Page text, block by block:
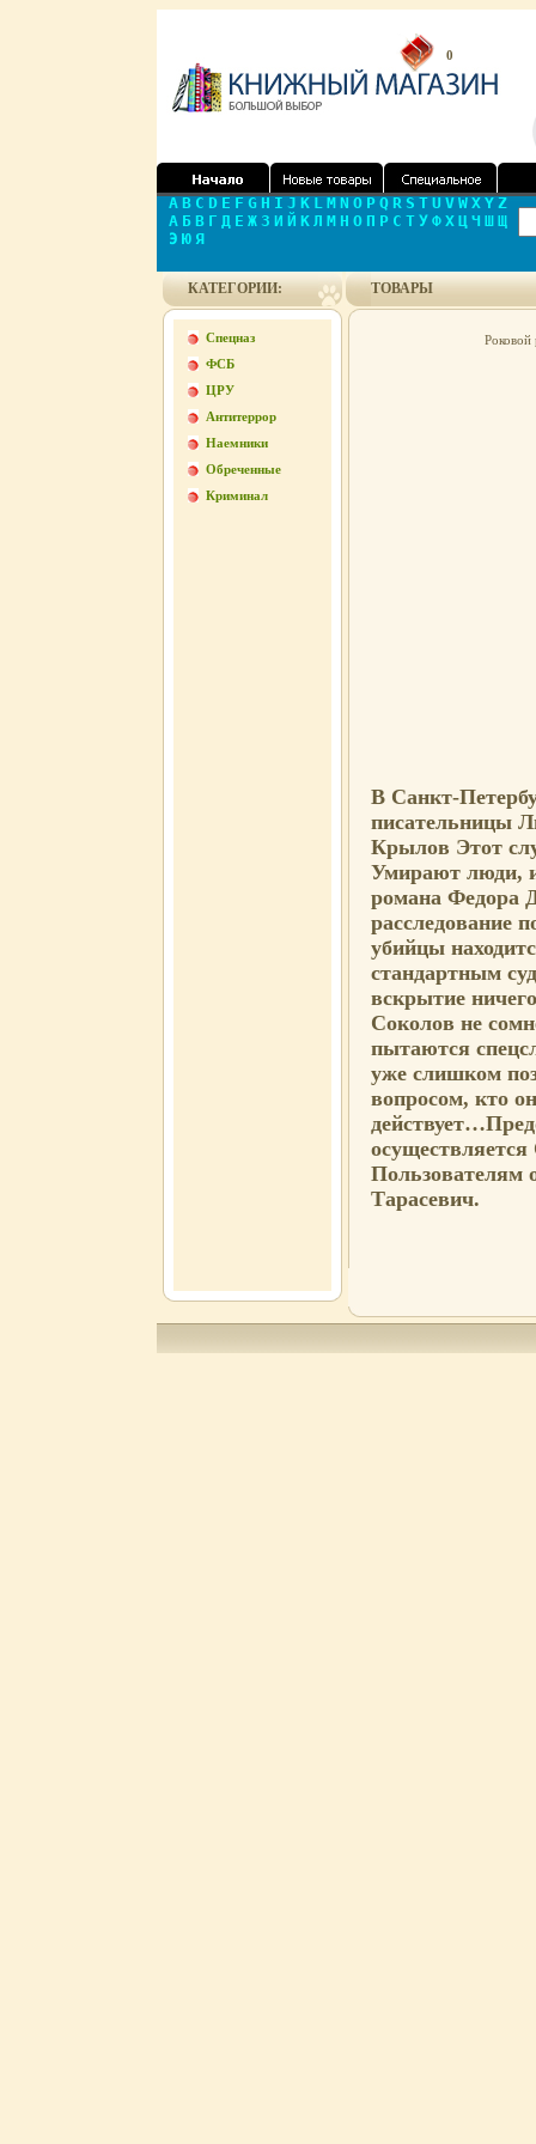
0
A B C D E F G H I J K L M N O P Q R S T U V W X Y Z
А Б В Г Д Е Ж З И Й К Л М Н О П Р С Т У Ф Х Ц Ч Ш Щ
Э Ю Я
КАТЕГОРИИ:
Спецназ
ФСБ
ЦРУ
Антитеррор
Наемники
Обреченные
Криминал
ТОВАРЫ
Роковой
В Санкт-
писательницы
Крылов Этот
Умирают люди,
романа Федора
расследование
убийцы
стандартным
вскрытие
Соколов не
пытаются
уже слишком
вопросом, кто
Тарасевич.